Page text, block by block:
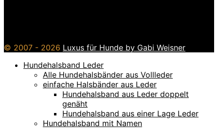
© 2007 - 2026 Luxus für Hunde by Gabi Weisner
Hundehalsband Leder
Alle Hundehalsbänder aus Vollleder
einfache Halsbänder aus Leder
Hundehalsband aus Leder doppelt
genäht
Hundehalsband aus einer Lage Leder
Hundehalsband mit Namen